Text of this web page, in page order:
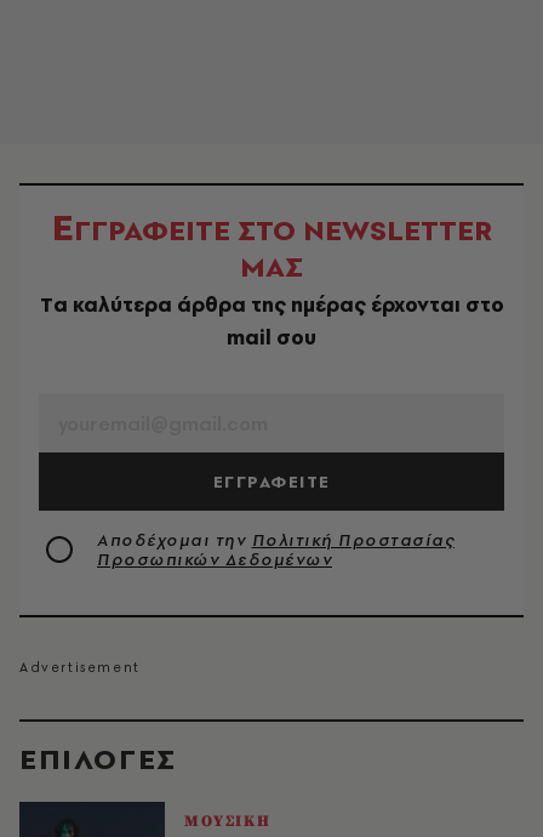
EΠΙΛΟΓΈΣ
ΜΟΥΣΙΚΗ
ΕΓΓΡΑΦΕΙΤΕ ΣΤΟ NEWSLETTER
ΜΑΣ
Tα καλύτερα άρθρα της ημέρας έρχονται στο
mail σου
ΕΓΓΡΑΦΕΙΤΕ
Αποδέχομαι την Πολιτική Προστασίας
Προσωπικών Δεδομένων